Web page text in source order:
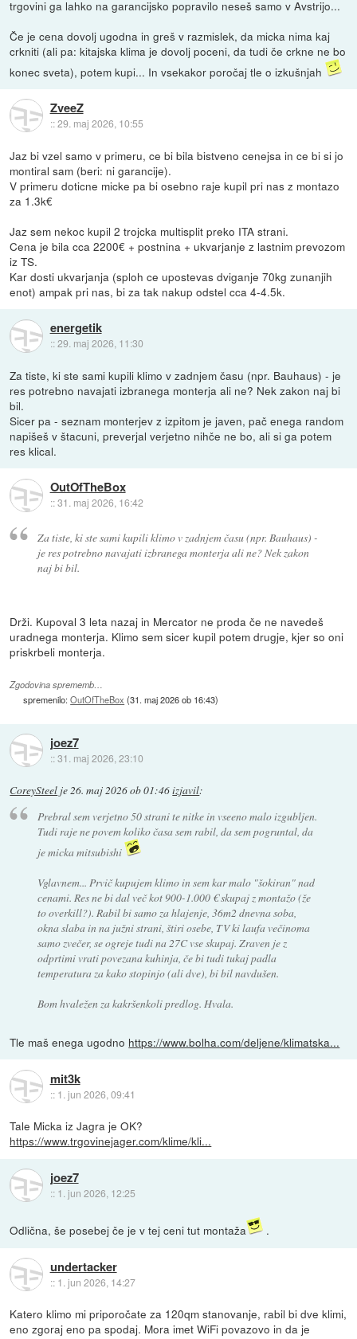
trgovini ga lahko na garancijsko popravilo neseš samo v Avstrijo...
Če je cena dovolj ugodna in greš v razmislek, da micka nima kaj
crkniti (ali pa: kitajska klima je dovolj poceni, da tudi če crkne ne bo
konec sveta), potem kupi... In vsekakor poročaj tle o izkušnjah
ZveeZ
::29. maj 2026, 10:55
Jaz bi vzel samo v primeru, ce bi bila bistveno cenejsa in ce bi si jo
montiral sam (beri: ni garancije).
V primeru doticne micke pa bi osebno raje kupil pri nas z montazo
za 1.3k€
Jaz sem nekoc kupil 2 trojcka multisplit preko ITA strani.
Cena je bila cca 2200€ + postnina + ukvarjanje z lastnim prevozom
iz TS.
Kar dosti ukvarjanja (sploh ce upostevas dviganje 70kg zunanjih
enot) ampak pri nas, bi za tak nakup odstel cca 4-4.5k.
energetik
::29. maj 2026, 11:30
Za tiste, ki ste sami kupili klimo v zadnjem času (npr. Bauhaus) - je
res potrebno navajati izbranega monterja ali ne? Nek zakon naj bi
bil.
Sicer pa - seznam monterjev z izpitom je javen, pač enega random
napišeš v štacuni, preverjal verjetno nihče ne bo, ali si ga potem
res klical.
OutOfTheBox
::31. maj 2026, 16:42
Za tiste, ki ste sami kupili klimo v zadnjem času (npr. Bauhaus) -
je res potrebno navajati izbranega monterja ali ne? Nek zakon
naj bi bil.
Drži. Kupoval 3 leta nazaj in Mercator ne proda če ne navedeš
uradnega monterja. Klimo sem sicer kupil potem drugje, kjer so oni
priskrbeli monterja.
Zgodovina sprememb…
spremenilo:OutOfTheBox (31. maj 2026 ob 16:43)
joez7
::31. maj 2026, 23:10
CoreySteel je26. maj 2026 ob 01:46izjavil:
Prebral sem verjetno 50 strani te nitke in vseeno malo izgubljen.
Tudi raje ne povem koliko časa sem rabil, da sem pogruntal, da
je micka mitsubishi
Vglavnem... Prvič kupujem klimo in sem kar malo "šokiran" nad
cenami. Res ne bi dal več kot 900-1.000 € skupaj z montažo (že
to overkill?). Rabil bi samo za hlajenje, 36m2 dnevna soba,
okna slaba in na južni strani, štiri osebe, TV ki laufa večinoma
samo zvečer, se ogreje tudi na 27C vse skupaj. Zraven je z
odprtimi vrati povezana kuhinja, če bi tudi tukaj padla
temperatura za kako stopinjo (ali dve), bi bil navdušen.
Bom hvaležen za kakršenkoli predlog. Hvala.
Tle maš enega ugodno https://www.bolha.com/deljene/klimatska...
mit3k
:: 1. jun 2026, 09:41
Tale Micka iz Jagra je OK?
https://www.trgovinejager.com/klime/kli...
joez7
:: 1. jun 2026, 12:25
Odlična, še posebej če je v tej ceni tut montaža .
undertacker
:: 1. jun 2026, 14:27
Katero klimo mi priporočate za 120qm stanovanje, rabil bi dve klimi,
eno zgoraj eno pa spodaj. Mora imet WiFi povazovo in da je